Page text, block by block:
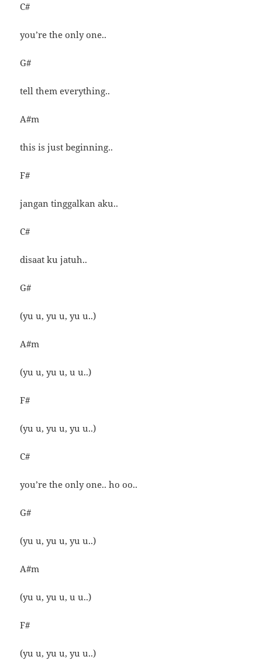
C#
you’re the only one..
G#
tell them everything..
A#m
this is just beginning..
F#
jangan tinggalkan aku..
C#
disaat ku jatuh..
G#
(yu u, yu u, yu u..)
A#m
(yu u, yu u, u u..)
F#
(yu u, yu u, yu u..)
C#
you’re the only one.. ho oo..
G#
(yu u, yu u, yu u..)
A#m
(yu u, yu u, u u..)
F#
(yu u, yu u, yu u..)